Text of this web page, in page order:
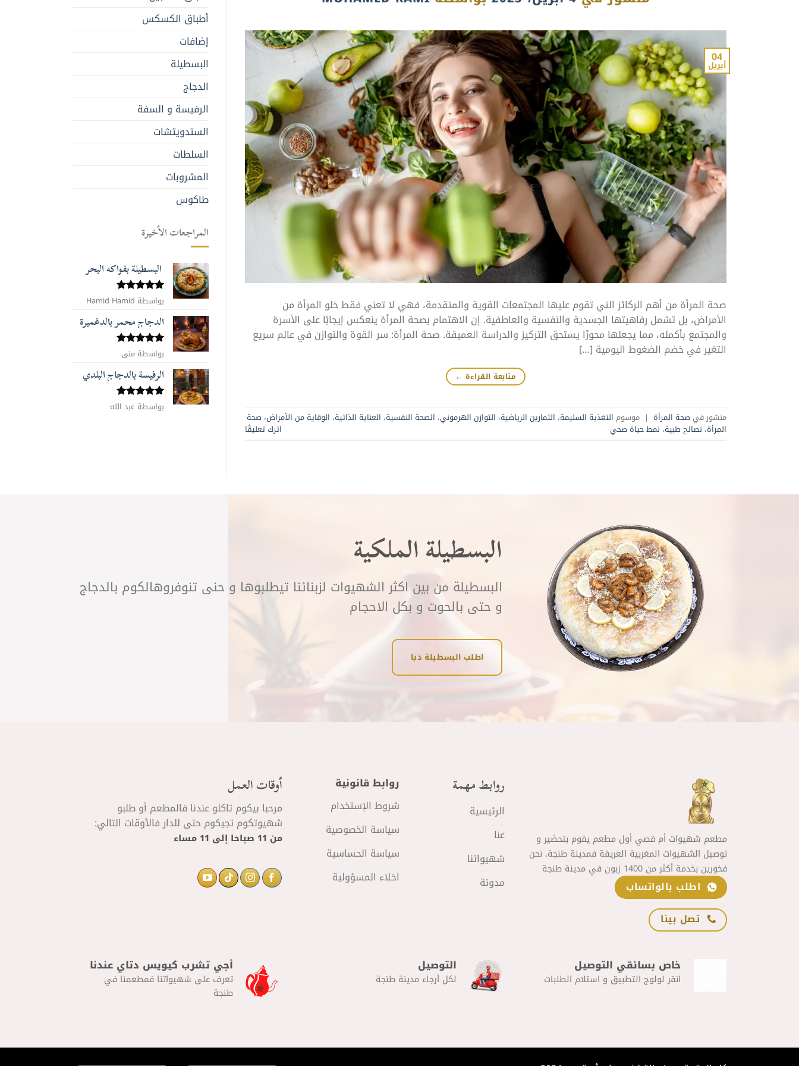
04
أبريل
صحة المرأة من أهم الركائز التي تقوم عليها المجتمعات القوية والمتقدمة، فهي لا تعني فقط خلو المرأة من
الأمراض، بل تشمل رفاهيتها الجسدية والنفسية والعاطفية. إن الاهتمام بصحة المرأة ينعكس إيجابًا على الأسرة
والمجتمع بأكمله، مما يجعلها محورًا يستحق التركيز والدراسة العميقة. صحة المرأة: سر القوة والتوازن في عالم سريع
التغير في خضم الضغوط اليومية […]
متابعة القراءة ←
منشور في صحة المرأة | موسوم التغذية السليمة، التمارين الرياضية، التوازن الهرموني، الصحة النفسية، العناية الذاتية، الوقاية من الأمراض، صحة
المرأة، نصائح طبية، نمط حياة صحي اترك تعليقًا
أطباق الكسكس
إضافات
البسطيلة
الدجاج
الرفيسة و السفة
الستدويتشات
السلطات
المشروبات
طاكوس
المراجعات الأخيرة
البسطيلة بفواكه البحر
تم التقييم
5من 5
بواسطة Hamid Hamid
الدجاج محمر بالدغميرة
تم التقييم
5من 5
بواسطة منى
الرفيسة بالدجاج البلدي
تم التقييم
5من 5
بواسطة عبد الله
البسطيلة الملكية
البسطيلة من بين اكثر الشهيوات لزبنائنا تيطلبوها و حنى تنوفروهالكوم بالدجاج
و حتى بالحوت و بكل الاحجام
اطلب البسطيلة دبا
مطعم شهيوات أم قصي أول مطعم يقوم بتحضير و
توصيل الشهيوات المغربية العريقة فمدينة طنجة. نحن
فخورين بخدمة أكثر من 1400 زبون في مدينة طنجة
اطلب بالواتساب
تصل بينا
روابط مهمة
الرئيسية
عنا
شهيواتنا
مدونة
روابط قانونية
شروط الإستخدام
سياسة الخصوصية
سياسة الحساسية
اخلاء المسؤولية
أوقات العمل
مرحبا بيكوم تاكلو عندنا فالمطعم أو طلبو
شهيوتكوم تجيكوم حتى للدار فالأوقات التالي:
من 11 صباحا إلى
خاص بسائقي التوصيل
انقر لولوج التطبيق و استلام الطلبات
التوصيل
لكل أرجاء مدينة طنجة
أجي تشرب كيويس دتاي عندنا
تعرف على شهيواتنا فمطعمنا في
طنجة